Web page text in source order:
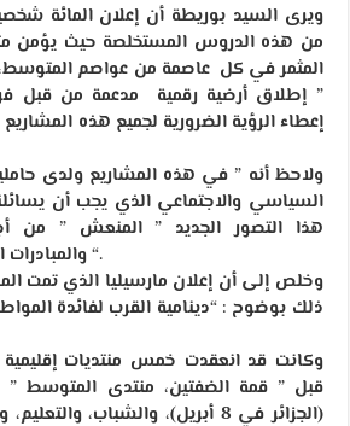
ويرى السيد بوريطة أن إعلان المائة
من هذه الدروس المستخلصة حيث يؤمن
المثمر في كل عاصمة من عواصم المتوسط،
” إطلاق أرضية رقمية مدعمة من قبل
إعطاء الرؤية الضرورية لجميع هذه
ولاحظ أنه ” في هذه المشاريع ولدى
السياسي والاجتماعي الذي يجب أن
هذا التصور الجديد ” المنعش ” من
والمبادرات التي تتم في المتوسط “.
وخلص إلى أن إعلان مارسيليا الذي تمت
ذلك بوضوح : “دينامية القرب لفائدة
قبل ” قمة الضفتين، منتدى المتوسط ”